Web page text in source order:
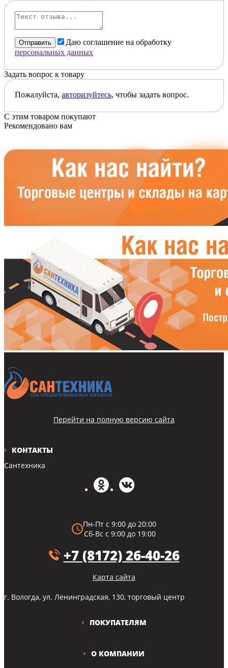
Отправить
Даю соглашение на обработку
персональных данных
Задать вопрос к товару
Пожалуйста, авторизуйтесь, чтобы задать вопрос.
С этим товаром покупают
Рекомендовано вам
О КОМПАНИИ
ПОКУПАТЕЛЯМ
КОНТАКТЫ
Сантехника
Пн-Пт с 9:00 до 20:00
Сб-Вс с 9:00 до 19:00
+7 (8172) 26-40-26
Карта сайта
г. Вологда, ул. Ленинградская, 130, торговый центр
Перейти на полную версию сайта